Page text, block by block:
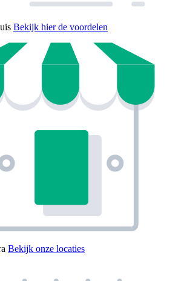
Bekijk hier de voordelen
Bekijk onze locaties